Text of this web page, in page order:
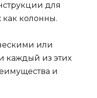
для
как колонны.
или
каждый из этих
и